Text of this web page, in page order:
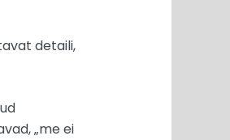
detaili,
„me ei